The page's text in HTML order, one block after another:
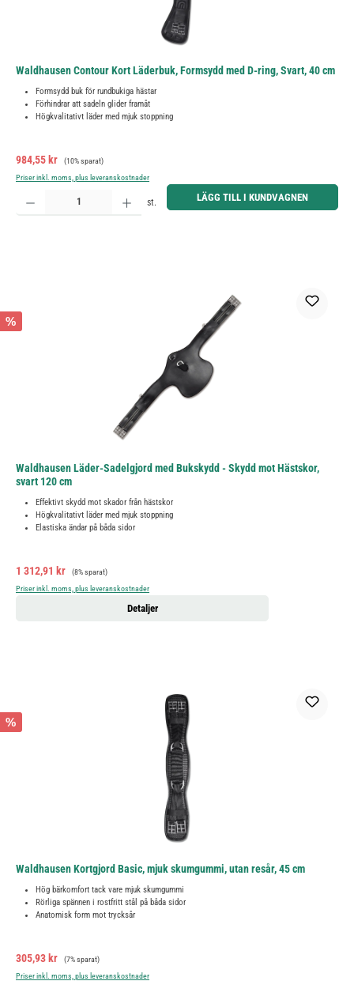
Waldhausen Contour Kort Läderbuk, Formsydd med D-ring, Svart, 40 cm
Formsydd buk för rundbukiga hästar
Förhindrar att sadeln glider framåt
Högkvalitativt läder med mjuk stoppning
Försäljningspris:
984,55 kr Ordinarie pris:
(10% sparat)
Priser inkl. moms, plus leveranskostnader
Produktkvantitet: Ange önskat belopp eller använd knapparna för att öka eller minska kvantiteten.
st. LÄGG TILL I KUNDVAGNEN
%
Waldhausen Läder-Sadelgjord med Bukskydd - Skydd mot Hästskor,
svart 120 cm
Effektivt skydd mot skador från hästskor
Högkvalitativt läder med mjuk stoppning
Elastiska ändar på båda sidor
Försäljningspris:
1 312,91 kr Ordinarie pris:
(8% sparat)
Priser inkl. moms, plus leveranskostnader
Detaljer
%
Waldhausen Kortgjord Basic, mjuk skumgummi, utan resår, 45 cm
Hög bärkomfort tack vare mjuk skumgummi
Rörliga spännen i rostfritt stål på båda sidor
Anatomisk form mot trycksår
Försäljningspris:
305,93 kr Ordinarie pris:
(7% sparat)
Priser inkl. moms, plus leveranskostnader